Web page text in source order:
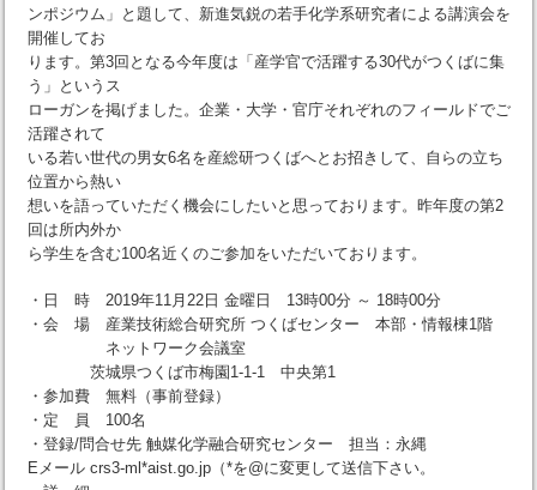
ンポジウム」と題して、新進気鋭の若手化学系研究者による講演会を
開催してお
ります。第3回となる今年度は「産学官で活躍する30代がつくばに集
う」というス
ローガンを掲げました。企業・大学・官庁それぞれのフィールドでご
活躍されて
いる若い世代の男女6名を産総研つくばへとお招きして、自らの立ち
位置から熱い
想いを語っていただく機会にしたいと思っております。昨年度の第2
回は所内外か
ら学生を含む100名近くのご参加をいただいております。
・日 時 2019年11月22日 金曜日 13時00分 ～ 18時00分
・会 場 産業技術総合研究所 つくばセンター 本部・情報棟1階
ネットワーク会議室
茨城県つくば市梅園1-1-1 中央第1
・参加費 無料（事前登録）
・定 員 100名
・登録/問合せ先 触媒化学融合研究センター 担当：永縄
Eメール crs3-ml*aist.go.jp（*を@に変更して送信下さい。